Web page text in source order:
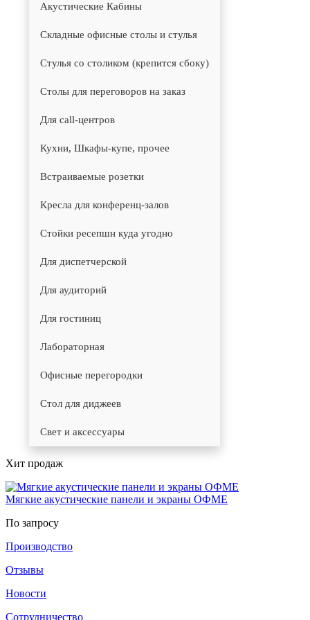
Акустические Кабины
Складные офисные столы и стулья
Стулья со столиком (крепится сбоку)
Столы для переговоров на заказ
Для call-центров
Кухни, Шкафы-купе, прочее
Встраиваемые розетки
Кресла для конференц-залов
Стойки ресепшн куда угодно
Для диспетчерской
Для аудиторий
Для гостиниц
Лабораторная
Офисные перегородки
Стол для диджеев
Свет и аксессуары
Хит продаж
Мягкие акустические панели и экраны ОФМЕ
По запросу
Производство
Отзывы
Новости
Сотрудничество